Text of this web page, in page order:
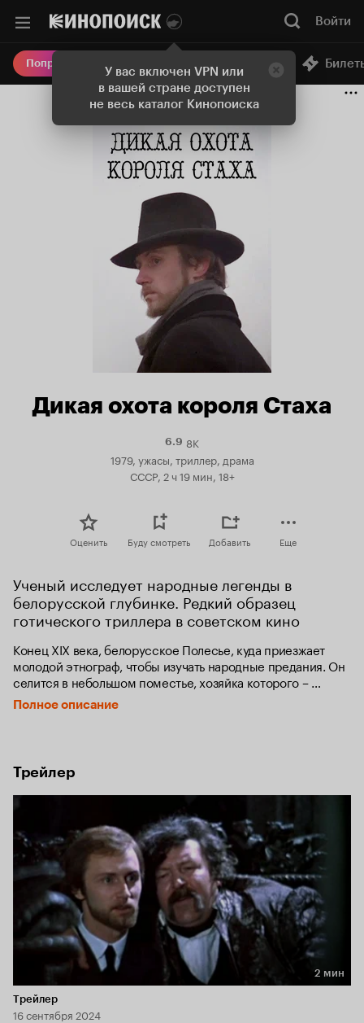
У вас включен VPN или
в вашей стране доступен
не весь каталог Кинопоиска
Войти
Попробовать Плюс Онлайн-кинотеатр
Дикая охота короля Стаха
6.9Рейтинг
6.9
8K
1979, ужасы, триллер, драма
СССР, 2 ч 19 мин, 18+
Оценить Буду смотреть Добавить Еще
Ученый исследует народные легенды в
белорусской глубинке. Редкий образец
готического триллера в советском кино
Конец XIX века, белорусское Полесье, куда приезжает
молодой этнограф, чтобы изучать народные предания. Он
селится в небольшом поместье, хозяйка которого –
последняя представительница старинного дворянского
рода – рассказывает страшную историю о короле Стахе,
Полное описание
Трейлер
Длительность 2 мин
2 мин
Трейлер
16 сентября 2024